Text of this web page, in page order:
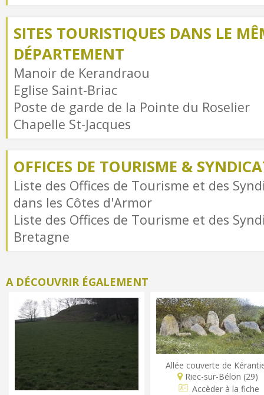
SITES TOURISTIQUES DANS LE
DÉPARTEMENT
Manoir de Kerandraou
Eglise Saint-Briac
Poste de garde de la Pointe du Roselier
Chapelle St-Jacques
OFFICES DE TOURISME &
Liste des Offices de Tourisme et des
dans les Côtes d'Armor
Liste des Offices de Tourisme et des
Bretagne
A DÉCOUVRIR ÉGALEMENT
Allée couverte de
Riec-sur-Bélon (29)
Accèder à la fiche